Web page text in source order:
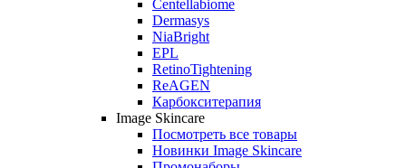
Centellabiome
Dermasys
NiaBright
EPL
RetinoTightening
ReAGEN
Карбокситерапия
Image Skincare
Посмотреть все товары
Новинки Image Skincare